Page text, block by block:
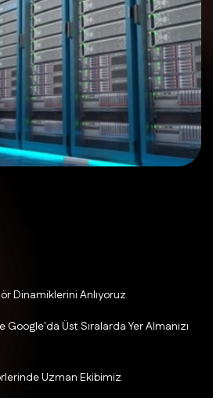
Dinamiklerini Anlıyoruz
Üst Sıralarda Yer Almanızı
Uzman Ekibimiz